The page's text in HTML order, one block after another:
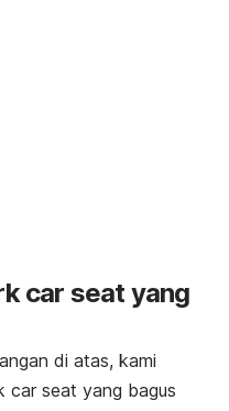
car seatyang
di atas, kami
car seat yang bagus